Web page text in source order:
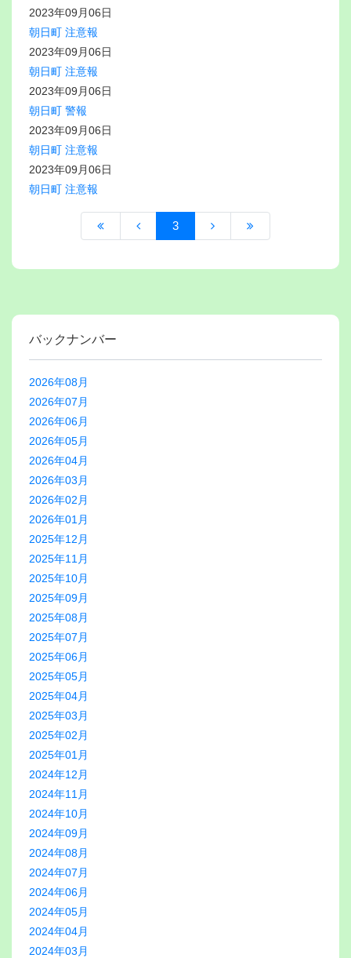
2023年09月06日
朝日町 注意報
2023年09月06日
朝日町 注意報
2023年09月06日
朝日町 警報
2023年09月06日
朝日町 注意報
2023年09月06日
朝日町 注意報
3
バックナンバー
2026年08月
2026年07月
2026年06月
2026年05月
2026年04月
2026年03月
2026年02月
2026年01月
2025年12月
2025年11月
2025年10月
2025年09月
2025年08月
2025年07月
2025年06月
2025年05月
2025年04月
2025年03月
2025年02月
2025年01月
2024年12月
2024年11月
2024年10月
2024年09月
2024年08月
2024年07月
2024年06月
2024年05月
2024年04月
2024年03月